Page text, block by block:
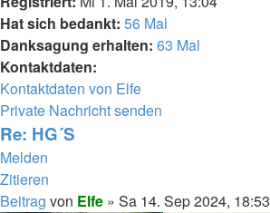
Hat sich bedankt: 56 Mal
Danksagung erhalten: 63 Mal
Kontaktdaten:
Kontaktdaten von Elfe
Private Nachricht senden
Re: HG´S
Melden
Zitieren
Beitrag von Elfe » Sa 14. Sep 2024, 18:53